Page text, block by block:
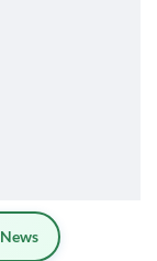
News